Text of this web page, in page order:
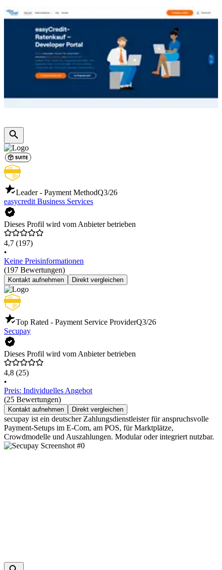
Leader - Payment MethodQ3/26
easycredit Business Services
Dieses Profil wird vom Anbieter betrieben
4,7 (197)
•
Keine Preisinformationen
(197 Bewertungen)
Kontakt aufnehmen Direkt vergleichen
Top Rated - Payment Service ProviderQ3/26
Secupay
Dieses Profil wird vom Anbieter betrieben
4,8 (25)
•
Preis: Individuelles Angebot
(25 Bewertungen)
Kontakt aufnehmen Direkt vergleichen
secupay ist ein deutscher Zahlungsdienstleister für anspruchsvolle
Payment-Setups im E-Com, am POS, für Marktplätze,
Crowdmodelle und Auszahlungen. Modular oder integriert nutzbar.